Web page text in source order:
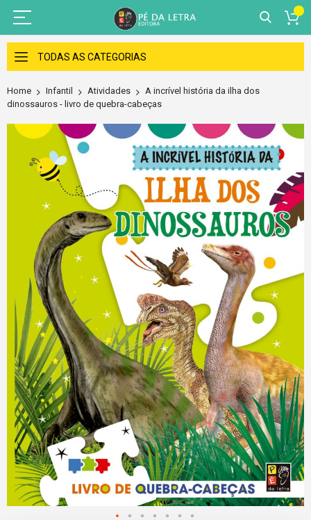
Skip
to
Content
TODAS AS CATEGORIAS
Home Infantil Atividades
A incrível história da ilha dos
dinossauros - livro de quebra-cabeças
Skip